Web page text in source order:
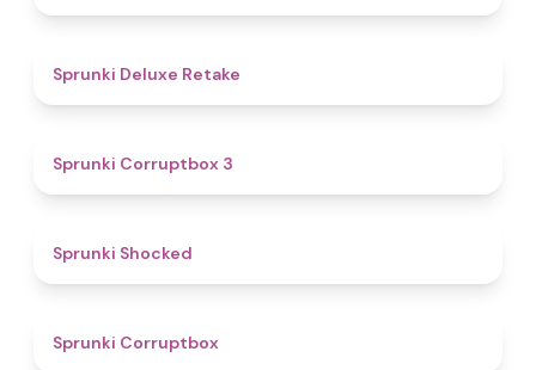
Sprunki Deluxe Retake
Sprunki Corruptbox 3
Sprunki Shocked
Sprunki Corruptbox